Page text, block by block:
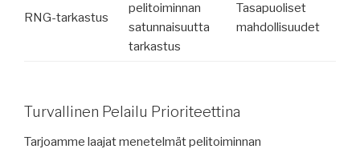
RNG-tarkastus
pelitoiminnan
satunnaisuutta
tarkastus
Tasapuoliset
mahdollisuudet
Turvallinen Pelailu Prioriteettina
Tarjoamme laajat menetelmät pelitoiminnan